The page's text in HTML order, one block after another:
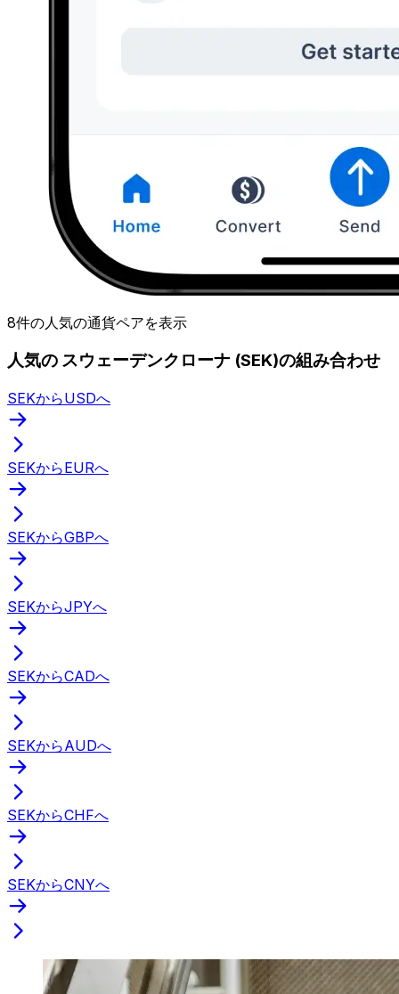
8件の人気の通貨ペアを表示
人気の スウェーデンクローナ (SEK)の組み合わせ
SEKからUSDへ
SEKからEURへ
SEKからGBPへ
SEKからJPYへ
SEKからCADへ
SEKからAUDへ
SEKからCHFへ
SEKからCNYへ